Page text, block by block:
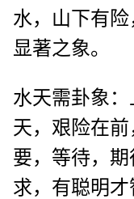
水，山下有
显著之象。
水天需卦象
天，艰险在
要，等待，
求，有聪明